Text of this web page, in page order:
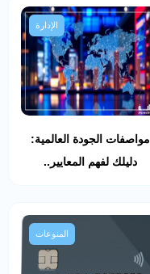
الإدارة
مواصفات الجودة العالمية:
دليلك لفهم المعايير..
المنوعات